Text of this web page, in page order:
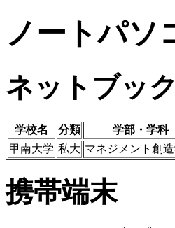
ノートパソ
ネットブック
学校名 分類 学部・学科
甲南大学 私大 マネジメント創
携帯端末